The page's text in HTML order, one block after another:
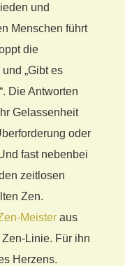
und
Menschen führt
die
„Gibt es
Die Antworten
Gelassenheit
oder
fast nebenbei
zeitlosen
Zen.
Meisteraus
Linie. Für ihn
Herzens.